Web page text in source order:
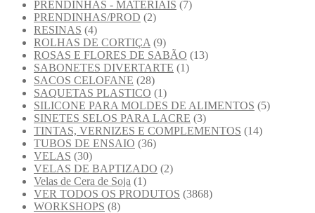
PRENDINHAS - MATERIAIS (7)
PRENDINHAS/PROD (2)
RESINAS (4)
ROLHAS DE CORTIÇA (9)
ROSAS E FLORES DE SABÃO (13)
SABONETES DIVERTARTE (1)
SACOS CELOFANE (28)
SAQUETAS PLASTICO (1)
SILICONE PARA MOLDES DE ALIMENTOS (5)
SINETES SELOS PARA LACRE (3)
TINTAS, VERNIZES E COMPLEMENTOS (14)
TUBOS DE ENSAIO (36)
VELAS (30)
VELAS DE BAPTIZADO (2)
Velas de Cera de Soja (1)
VER TODOS OS PRODUTOS (3868)
WORKSHOPS (8)